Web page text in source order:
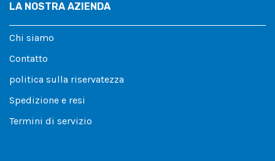
LA NOSTRA AZIENDA
Chi siamo
Contatto
politica sulla riservatezza
Spedizione e resi
Termini di servizio